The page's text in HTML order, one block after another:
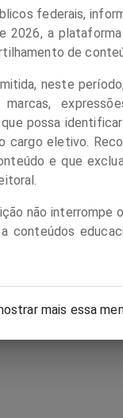
no
saber
federais,
2026, a
de
neste
marcas,
possa
cargo eletivo.
e que
não interrompe
conteúdos
mais essa